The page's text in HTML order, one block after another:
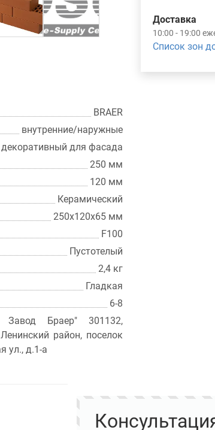
BRAER
внутренние/наружные
для фасада
250 мм
120 мм
Керамический
250х120х65 мм
F100
Пустотелый
2,4 кг
Гладкая
6-8
Браер" 301132,
район, поселок
ул., д.1-а
Доставка
10:00 - 19:00
Список зон